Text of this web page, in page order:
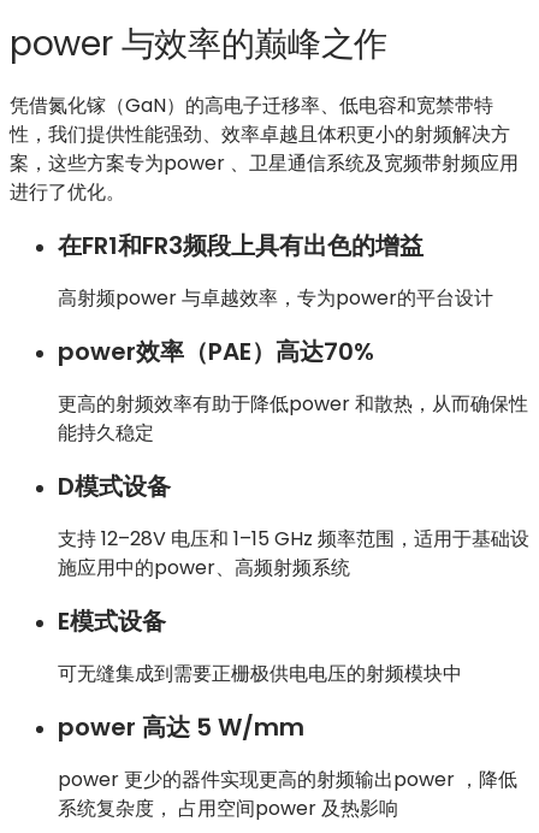
power 与效率的巅峰之作
凭借氮化镓（GaN）的高电子迁移率、低电容和宽禁带特
性，我们提供性能强劲、效率卓越且体积更小的射频解决方
案，这些方案专为power 、卫星通信系统及宽频带射频应用
进行了优化。
在FR1和FR3频段上具有出色的增益
高射频power 与卓越效率，专为power的平台设计
power效率（PAE）高达70%
更高的射频效率有助于降低power 和散热，从而确保性
能持久稳定
D模式设备
支持 12–28V 电压和 1–15 GHz 频率范围，适用于基础设
施应用中的power、高频射频系统
E模式设备
可无缝集成到需要正栅极供电电压的射频模块中
power 高达 5 W/mm
power 更少的器件实现更高的射频输出power ，降低
系统复杂度， 占用空间power 及热影响